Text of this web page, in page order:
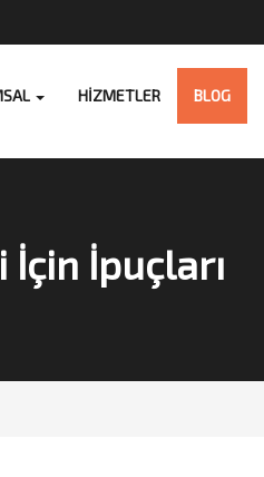
HİZMETLER BLOG
İpuçları